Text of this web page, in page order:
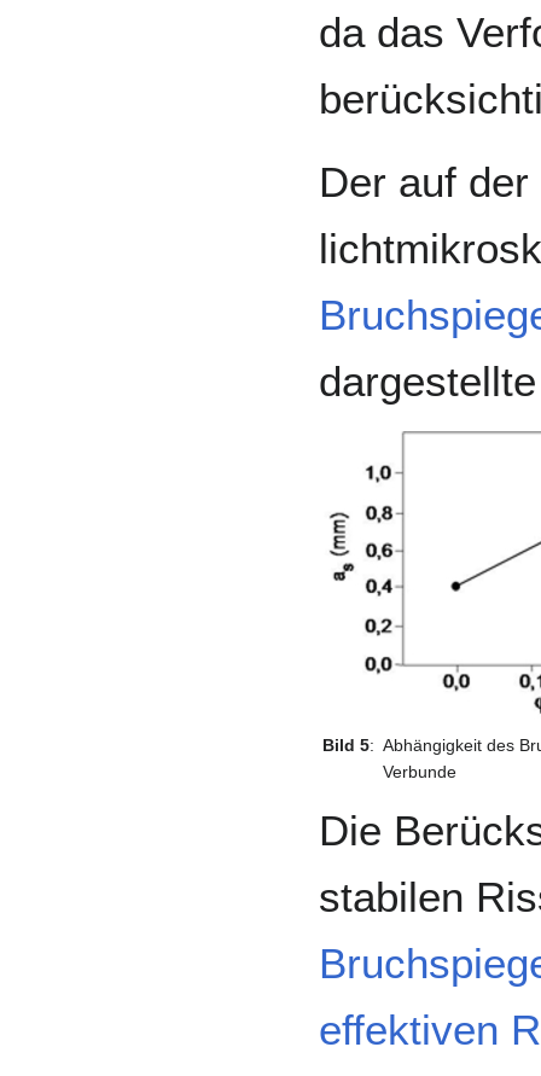
da das
Der auf der
Bild 5: Abhängigkeit des
Verbunde
Die
stabilen
effektiven